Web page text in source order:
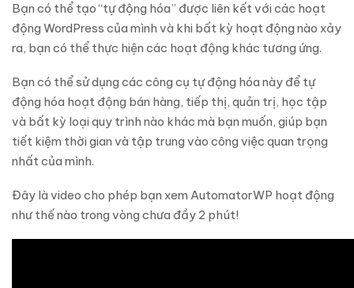
Bạn có thể tạo “tự động hóa” được liên kết với các hoạt
động WordPress của mình và khi bất kỳ hoạt động nào xảy
ra, bạn có thể thực hiện các hoạt động khác tương ứng.
Bạn có thể sử dụng các công cụ tự động hóa này để tự
động hóa hoạt động bán hàng, tiếp thị, quản trị, học tập
và bất kỳ loại quy trình nào khác mà bạn muốn, giúp bạn
tiết kiệm thời gian và tập trung vào công việc quan trọng
nhất của mình.
Đây là video cho phép bạn xem AutomatorWP hoạt động
như thế nào trong vòng chưa đầy 2 phút!